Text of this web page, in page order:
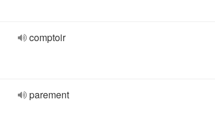
comptoir
parement